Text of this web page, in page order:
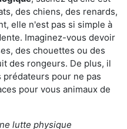
des chiens, des renards,
elle n'est pas si simple à
Imaginez-vous devoir
des chouettes ou des
des rongeurs. De plus, il
pour ne pas
pour vous animaux de
lutte physique